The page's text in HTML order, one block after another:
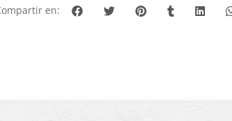
en: